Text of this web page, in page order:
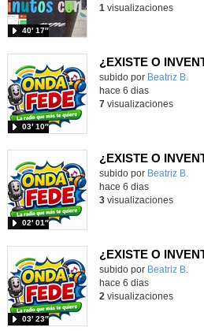
40′ 17″
1 visualizaciones
¿EXISTE O
Contenido educativo.
subido por Beatriz B.
03′ 10″
hace 6 dias
7visualizaciones
¿EXISTE O
Contenido educativo.
subido por Beatriz B.
02′ 01″
hace 6 dias
3visualizaciones
¿EXISTE O
Contenido educativo.
subido por Beatriz B.
03′ 23″
hace 6 dias
2 visualizaciones